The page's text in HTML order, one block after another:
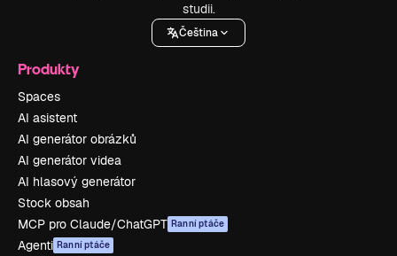
studii.
Čeština
Produkty
Spaces
AI asistent
AI generátor obrázků
AI generátor videa
AI hlasový generátor
Stock obsah
MCP pro Claude/ChatGPT Ranní ptáče
Agenti Ranní ptáče